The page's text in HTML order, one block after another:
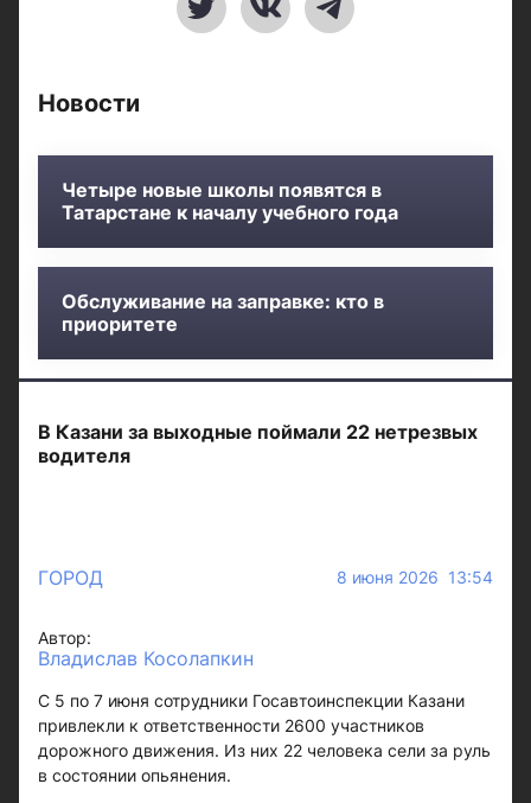
Новости
Четыре новые школы появятся в
Татарстане к началу учебного года
Обслуживание на заправке: кто в
приоритете
В Казани за выходные поймали 22 нетрезвых
водителя
ГОРОД 8 июня 2026 13:54
Автор:
Владислав Косолапкин
С 5 по 7 июня сотрудники Госавтоинспекции Казани
привлекли к ответственности 2600 участников
дорожного движения. Из них 22 человека сели за руль
в состоянии опьянения.